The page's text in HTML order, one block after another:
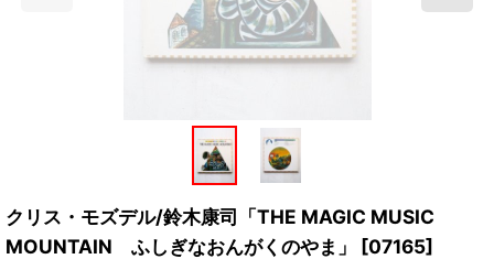
クリス・モズデル/鈴木康司「THE MAGIC MUSIC
MOUNTAIN ふしぎなおんがくのやま」
[07165]